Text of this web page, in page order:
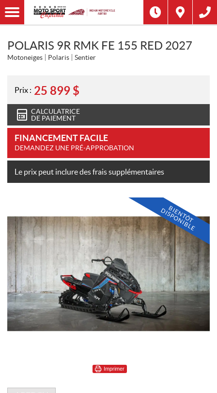
POLARIS 9R RMK FE 155 RED 2027
Motoneiges Polaris Sentier
Prix : 25 899 $
CALCULATRICE
DE PAIEMENT
FINANCEMENT FACILE
DEMANDEZ UNE PRÉ-APPROBATION
Le prix peut inclure des frais supplémentaires
B
I
E
N
T
Ô
T
D
I
S
P
O
N
I
B
L
E
Imprimer